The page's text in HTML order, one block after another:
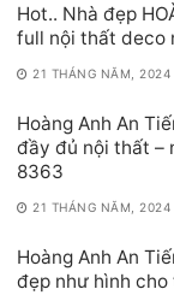
Hot.. Nhà đẹp
full nội thất deco
21 THÁNG NĂM, 2024
Hoàng Anh An
đầy đủ nội thất –
8363
21 THÁNG NĂM, 2024
Hoàng Anh An
đẹp như hình